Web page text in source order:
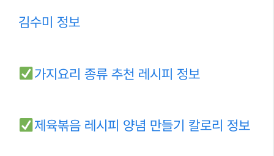
김수미 정보
가지요리 종류 추천 레시피 정보
제육볶음 레시피 양념 만들기 칼로리 정보